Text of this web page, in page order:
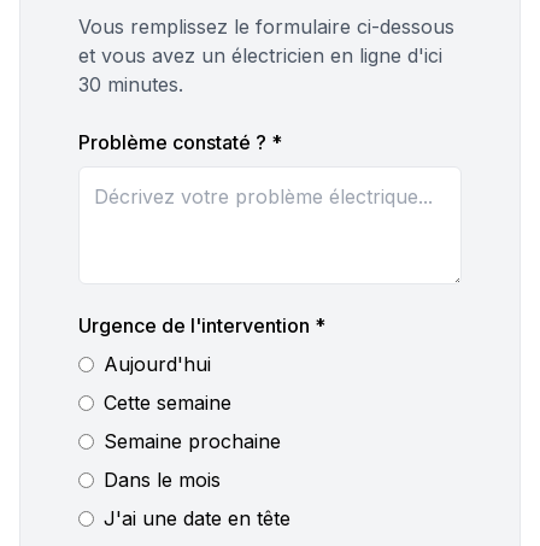
Vous remplissez le formulaire ci-dessous
et vous avez un électricien en ligne d'ici
30 minutes.
Problème constaté ? *
Urgence de l'intervention *
Aujourd'hui
Cette semaine
Semaine prochaine
Dans le mois
J'ai une date en tête